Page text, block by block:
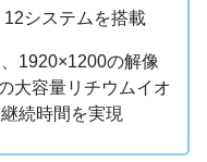
システムを搭載
1920×1200の解像
大容量リチウムイオ
続時間を実現